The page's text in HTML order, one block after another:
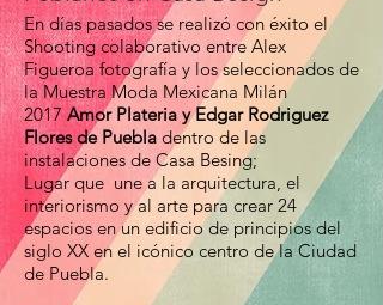
En días pasados se realizó con éxito el
Shooting colaborativo entre Alex
Figueroa fotografía y los seleccionados de
la Muestra Moda Mexicana Milán
2017Amor Plateria y Edgar Rodriguez
Flores de Puebla dentro de las
instalaciones de Casa Besing;
Lugar que une a la arquitectura, el
interiorismo y al arte para crear 24
espacios en un edificio de principios del
siglo XX en el icónico centro de la Ciudad
de Puebla.